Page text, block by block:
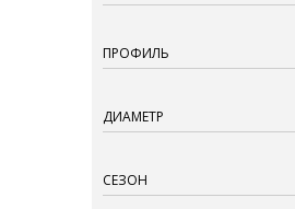
ПРОФИЛЬ
ДИАМЕТР
СЕЗОН